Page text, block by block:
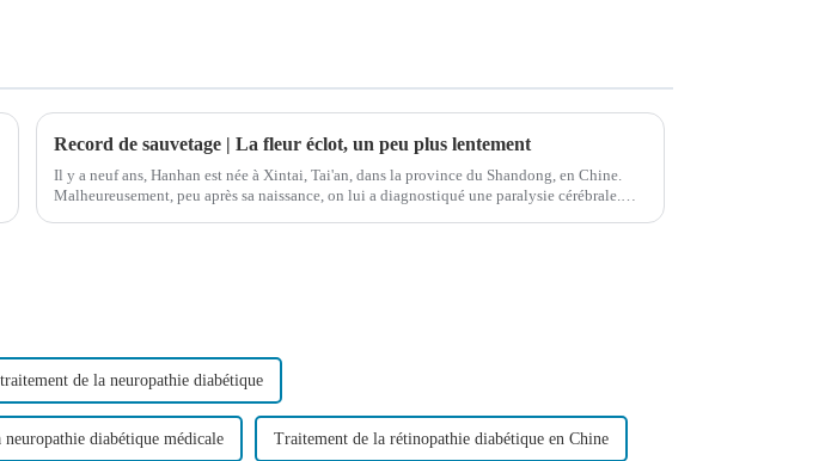
Record de sauvetage | La fleur éclot, un peu plus lentement
Il y a neuf ans, Hanhan est née à Xintai, Tai'an, dans la province du Shandong, en Chine.
Malheureusement, peu après sa naissance, on lui a diagnostiqué une paralysie cérébrale.
de la neuropathie diabétique
diabétique médicale Traitement de la rétinopathie diabétique en Chine